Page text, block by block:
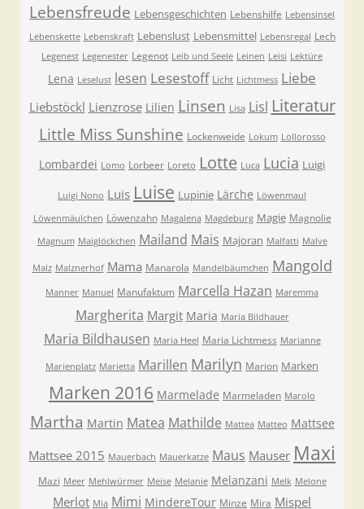
Lebensfreude Lebensgeschichten Lebenshilfe Lebensinsel
Lebenskette Lebenskraft Lebenslust Lebensmittel Lebensregal Lech
Legenest Legenester Legenot Leib und Seele Leinen Leisi Lektüre
Lena Leselust lesen Lesestoff Licht Lichtmess Liebe
Liebstöckl Lienzrose Lilien Linsen Lisa Lisl Literatur
Little Miss Sunshine Lockenweide Lokum Lollorosso
Lombardei Lomo Lorbeer Loreto Lotte Luca Lucia Luigi
Luigi Nono Luis Luise Lupinie Lärche Löwenmaul
Löwenmäulchen Löwenzahn Magalena Magdeburg Magie Magnolie
Magnum Maiglöckchen Mailand Mais Majoran Malfatti Malve
Malz Malznerhof Mama Manarola Mandelbäumchen Mangold
Manner Manuel Manufaktum Marcella Hazan Maremma
Margherita Margit Maria Maria Bildhauer
Maria Bildhausen Maria Heel Maria Lichtmess Marianne
Marienplatz Marietta Marillen Marilyn Marion Marken
Marken 2016 Marmelade Marmeladen Marolo
Martha Martin Matea Mathilde Mattea Matteo Mattsee
Mattsee 2015 Mauerbach Mauerkatze Maus Mauser Maxi
Mazi Meer Mehlwürmer Meise Melanie Melanzani Melk Melone
Merlot Mia Mimi MindereTour Minze Mira Mispel